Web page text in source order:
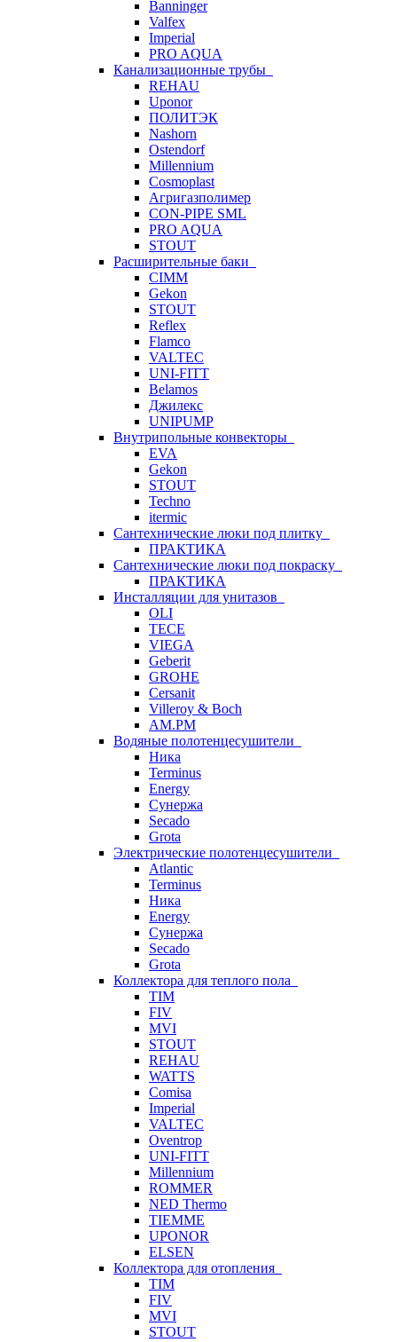
Banninger
Valfex
Imperial
PRO AQUA
Канализационные трубы
REHAU
Uponor
ПОЛИТЭК
Nashorn
Ostendorf
Millennium
Cosmoplast
Агригазполимер
CON-PIPE SML
PRO AQUA
STOUT
Расширительные баки
CIMM
Gekon
STOUT
Reflex
Flamco
VALTEC
UNI-FITT
Belamos
Джилекс
UNIPUMP
Внутрипольные конвекторы
EVA
Gekon
STOUT
Techno
itermic
Сантехнические люки под плитку
ПРАКТИКА
Сантехнические люки под покраску
ПРАКТИКА
Инсталляции для унитазов
OLI
TECE
VIEGA
Geberit
GROHE
Cersanit
Villeroy & Boch
AM.PM
Водяные полотенцесушители
Ника
Terminus
Energy
Сунержа
Secado
Grota
Электрические полотенцесушители
Atlantic
Terminus
Ника
Energy
Сунержа
Secado
Grota
Коллектора для теплого пола
TIM
FIV
MVI
STOUT
REHAU
WATTS
Comisa
Imperial
VALTEC
Oventrop
UNI-FITT
Millennium
ROMMER
NED Thermo
TIEMME
UPONOR
ELSEN
Коллектора для отопления
TIM
FIV
MVI
STOUT